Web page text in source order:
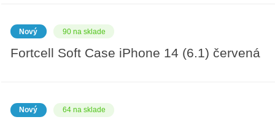
Nový 90 na sklade
Fortcell Soft Case iPhone 14 (6.1) červená
Nový 64 na sklade